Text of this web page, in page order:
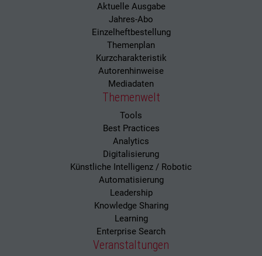
Aktuelle Ausgabe
Jahres-Abo
Einzelheftbestellung
Themenplan
Kurzcharakteristik
Autorenhinweise
Mediadaten
Themenwelt
Tools
Best Practices
Analytics
Digitalisierung
Künstliche Intelligenz / Robotic
Automatisierung
Leadership
Knowledge Sharing
Learning
Enterprise Search
Veranstaltungen